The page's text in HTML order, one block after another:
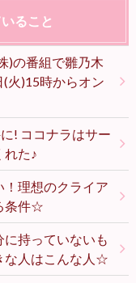
ること
)の番組で雛乃木
火)15時からオン
! ココナラはサー
れた♪
理想のクライア
条件☆
持っていないも
な人はこんな人☆